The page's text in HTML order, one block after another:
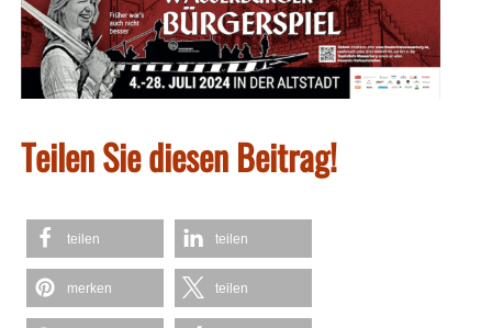
Teilen Sie diesen Beitrag!
teilen teilen
merken teilen